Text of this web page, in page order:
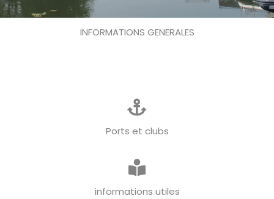
INFORMATIONS GENERALES
Ports et clubs
informations utiles